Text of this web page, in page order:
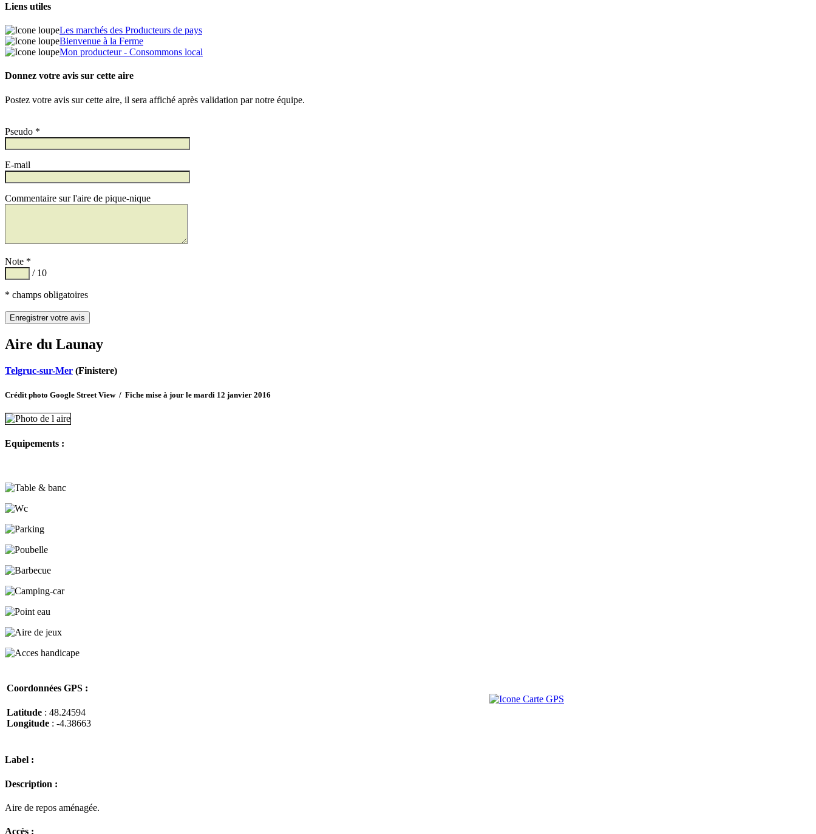
Liens utiles
Les marchés des Producteurs de pays
Bienvenue à la Ferme
Mon producteur - Consommons local
Donnez votre avis sur cette aire
Postez votre avis sur cette aire, il sera affiché après validation par notre équipe.
Pseudo *
E-mail
Commentaire sur l'aire de pique-nique
Note *
/ 10
* champs obligatoires
Aire du Launay
Telgruc-sur-Mer (Finistere)
Crédit photo Google Street View / Fiche mise à jour le mardi 12 janvier 2016
Equipements :
Coordonnées GPS :
Latitude : 48.24594
Longitude : -4.38663
Label :
Description :
Aire de repos aménagée.
Accès :